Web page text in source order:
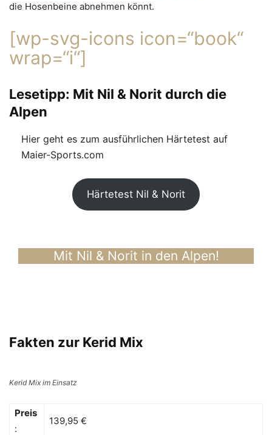
die Hosenbeine abnehmen könnt.
[wp-svg-icons icon=“book“
wrap=“i“]
Lesetipp: Mit Nil & Norit durch die
Alpen
Hier geht es zum ausführlichen Härtetest auf
Maier-Sports.com
Härtetest Nil & Norit
Mit Nil & Norit in den Alpen!
Fakten zur Kerid Mix
Kerid Mix im Einsatz
Preis
:
139,95 €